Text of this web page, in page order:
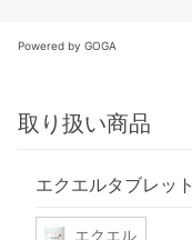
Powered by GOGA
取り扱い商品
エクエルタブレット
エクエル